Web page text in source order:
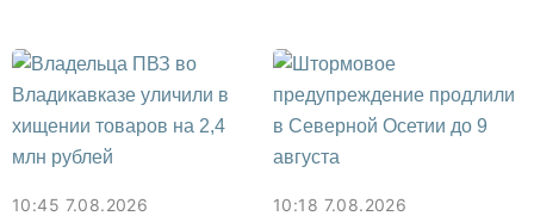
10:45 7.08.2026
10:18 7.08.2026